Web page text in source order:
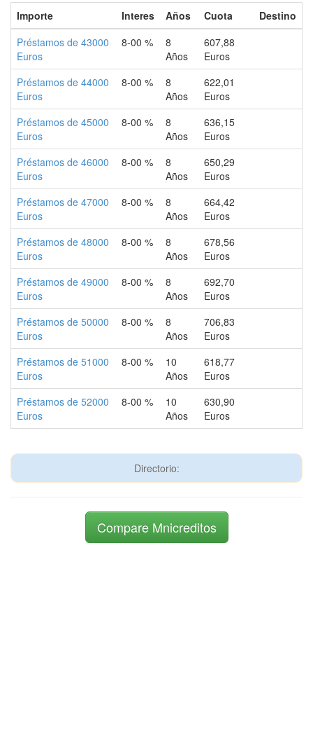
Importe Interes Años Cuota
Destino
Préstamos de 43000
Euros
8-00 %
8
Años
607,88
Euros
Préstamos de 44000
Euros
8-00 %
8
Años
622,01
Euros
Préstamos de 45000
Euros
8-00 %
8
Años
636,15
Euros
Préstamos de 46000
Euros
8-00 %
8
Años
650,29
Euros
Préstamos de 47000
Euros
8-00 %
8
Años
664,42
Euros
Préstamos de 48000
Euros
8-00 %
8
Años
678,56
Euros
Préstamos de 49000
Euros
8-00 %
8
Años
692,70
Euros
Préstamos de 50000
Euros
8-00 %
8
Años
706,83
Euros
Préstamos de 51000
Euros
8-00 %
10
Años
618,77
Euros
Préstamos de 52000
Euros
8-00 %
10
Años
630,90
Euros
Directorio:
Compare Mnicreditos